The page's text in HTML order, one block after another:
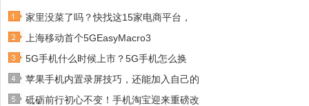
家里没菜了吗？快找这15家电商平台，
上海移动首个5GEasyMacro3
5G手机什么时候上市？5G手机怎么换
苹果手机内置录屏技巧，还能加入自己的
砥砺前行初心不变！手机淘宝迎来重磅改